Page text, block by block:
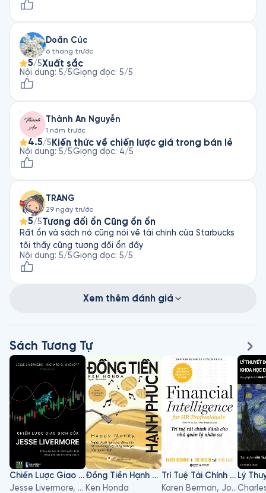
Doãn Cúc
6 tháng trước
5/5Xuất sắc
Nội dung: 5/5Giọng đọc: 5/5
Thành An Nguyễn
1 năm trước
4.5/5 Kiến thức về chiến lược giá trong bán lẻ
Nội dung: 5/5Giọng đọc: 4/5
TRANG
29 ngày trước
5/5Tương đối ổn Cũng ổn ổn
Rất ổn và sách nó cũng nói về tài chính của Starbucks
tôi thấy cũng tương đối ổn đấy
Nội dung: 5/5Giọng đọc: 5/5
Xem thêm đánh giá
Sách Tương Tự
Chiến Lược Giao Dịch Của Jesse Livermore
Jesse Livermore, Richard D.Wyckoff
Đồng Tiền Hạnh Phúc
Ken Honda
Trí Tuệ Tài Chính Dành Cho Nhà Quản Lý Nhân Sự
Karen Berman, Joe Knight, John Case